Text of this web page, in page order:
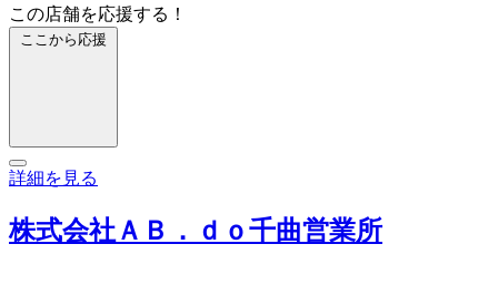
この店舗を応援する！
ここから応援
詳細を見る
株式会社ＡＢ．ｄｏ千曲営業所